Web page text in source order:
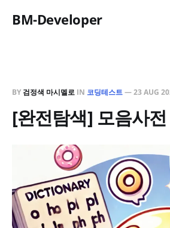
BM-Developer
BY 검정색 마시멜로 IN 코딩테스트—23 AUG
[완전탐색] 모음사전